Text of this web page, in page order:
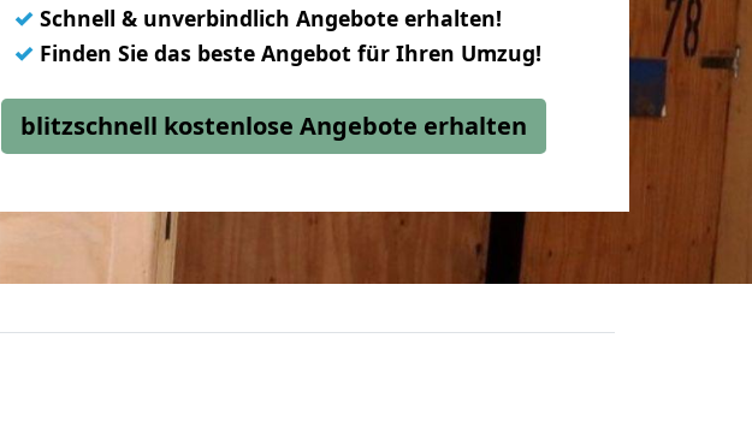
✓ Schnell & unverbindlich Angebote erhalten!
✓ Finden Sie das beste Angebot für Ihren Umzug!
blitzschnell kostenlose Angebote erhalten